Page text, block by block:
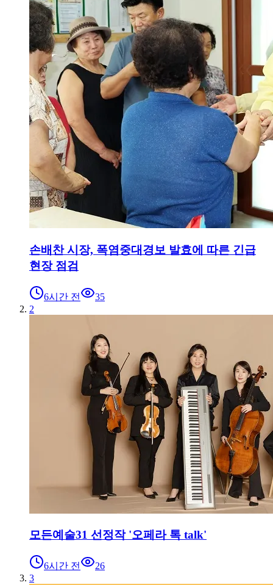
손배찬 시장, 폭염중대경보 발효에 따른 긴급
현장 점검
6시간 전
35
2
모든예술31 선정작 '오페라 톡 talk'
6시간 전
26
3